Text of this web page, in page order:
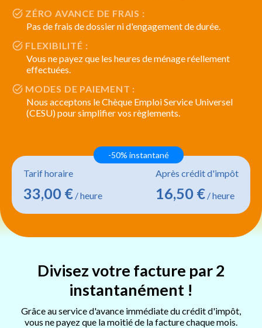
ZÉRO AVANCE DE FRAIS :
Pas de frais de dossier ni d'engagement de durée.
FLEXIBILITÉ :
Vous ne payez que les heures de ménage réellement
effectuées.
MODES DE PAIEMENT :
Nous acceptons le Chèque Emploi Service Universel
(CESU) pour simplifier vos règlements.
Tarif horaire
33,00 € / heure
Après crédit d'impôt
16,50 € / heure
-50% instantané
Divisez votre facture par 2
instantanément !
Grâce au service d'avance immédiate du crédit d'impôt,
vous ne payez que la moitié de la facture chaque mois.